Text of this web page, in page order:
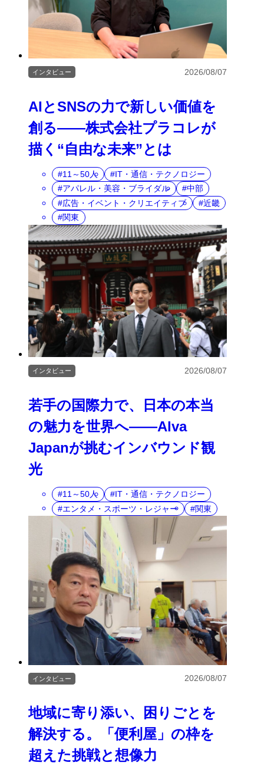
AIとSNSの力で新しい価値を
創る――株式会社プラコレが
描く“自由な未来”とは
インタビュー 2026/08/07
11～50人
IT・通信・テクノロジー
アパレル・美容・ブライダル
中部
広告・イベント・クリエイティブ
近畿
関東
若手の国際力で、日本の本当
の魅力を世界へ――Alva
Japanが挑むインバウンド観
光
インタビュー 2026/08/07
11～50人
IT・通信・テクノロジー
エンタメ・スポーツ・レジャー
関東
地域に寄り添い、困りごとを
解決する。「便利屋」の枠を
超えた挑戦と想像力
インタビュー 2026/08/07